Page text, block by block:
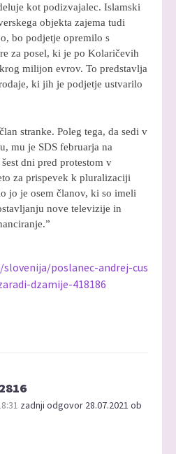
kot podizvajalec. Islamski
objekta zajema tudi
bo podjetje opremilo s
za posel, ki je po Kolaričevih
milijon evrov. To predstavlja
ki jih je podjetje ustvarilo
stranke. Poleg tega, da sedi v
mu je SDS februarja na
dni pred protestom v
za prispevek k pluralizaciji
jo je osem članov, ki so imeli
nove televizije in
poslanec-andrej-cus
dzamije-418186
zadnji odgovor 28.07.2021 ob